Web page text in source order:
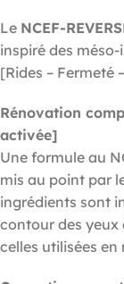
Le NCEF-
inspiré des
[Rides – Fermeté
Rénovation
activée]
Une formule au
mis au point par
ingrédients sont
contour des yeux
celles utilisées